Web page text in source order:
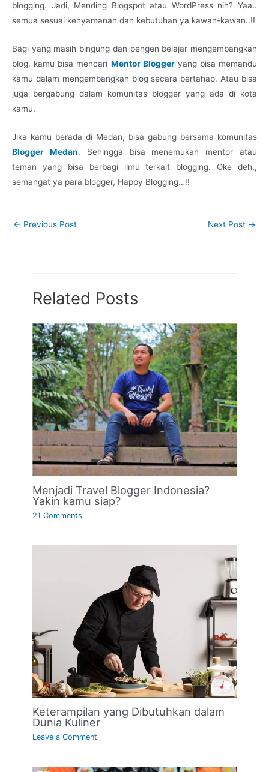
blogging. Jadi, Mending Blogspot atau WordPress nih? Yaa..
semua sesuai kenyamanan dan kebutuhan ya kawan-kawan..!!
Bagi yang masih bingung dan pengen belajar mengembangkan
blog, kamu bisa mencari Mentor Bloggeryang bisa memandu
kamu dalam mengembangkan blog secara bertahap. Atau bisa
juga bergabung dalam komunitas blogger yang ada di kota
kamu.
Jika kamu berada di Medan, bisa gabung bersama komunitas
Blogger Medan. Sehingga bisa menemukan mentor atau
teman yang bisa berbagi ilmu terkait blogging. Oke deh,,
semangat ya para blogger, Happy Blogging…!!
← Previous Post Next Post →
Related Posts
Menjadi Travel Blogger Indonesia?
Yakin kamu siap?
21 Comments
Keterampilan yang Dibutuhkan dalam
Dunia Kuliner
Leave a Comment